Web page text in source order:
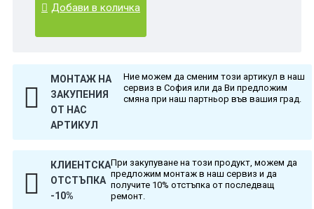
Добави в количка
МОНТАЖ НА
ЗАКУПЕНИЯ
ОТ НАС
АРТИКУЛ
Ние можем да сменим този артикул в наш
сервиз в София или да Ви предложим
смяна при наш партньор във вашия град.
КЛИЕНТСКА
ОТСТЪПКА
-10%
При закупуване на този продукт, можем да
предложим монтаж в наш сервиз и да
получите 10% отстъпка от последващ
ремонт.